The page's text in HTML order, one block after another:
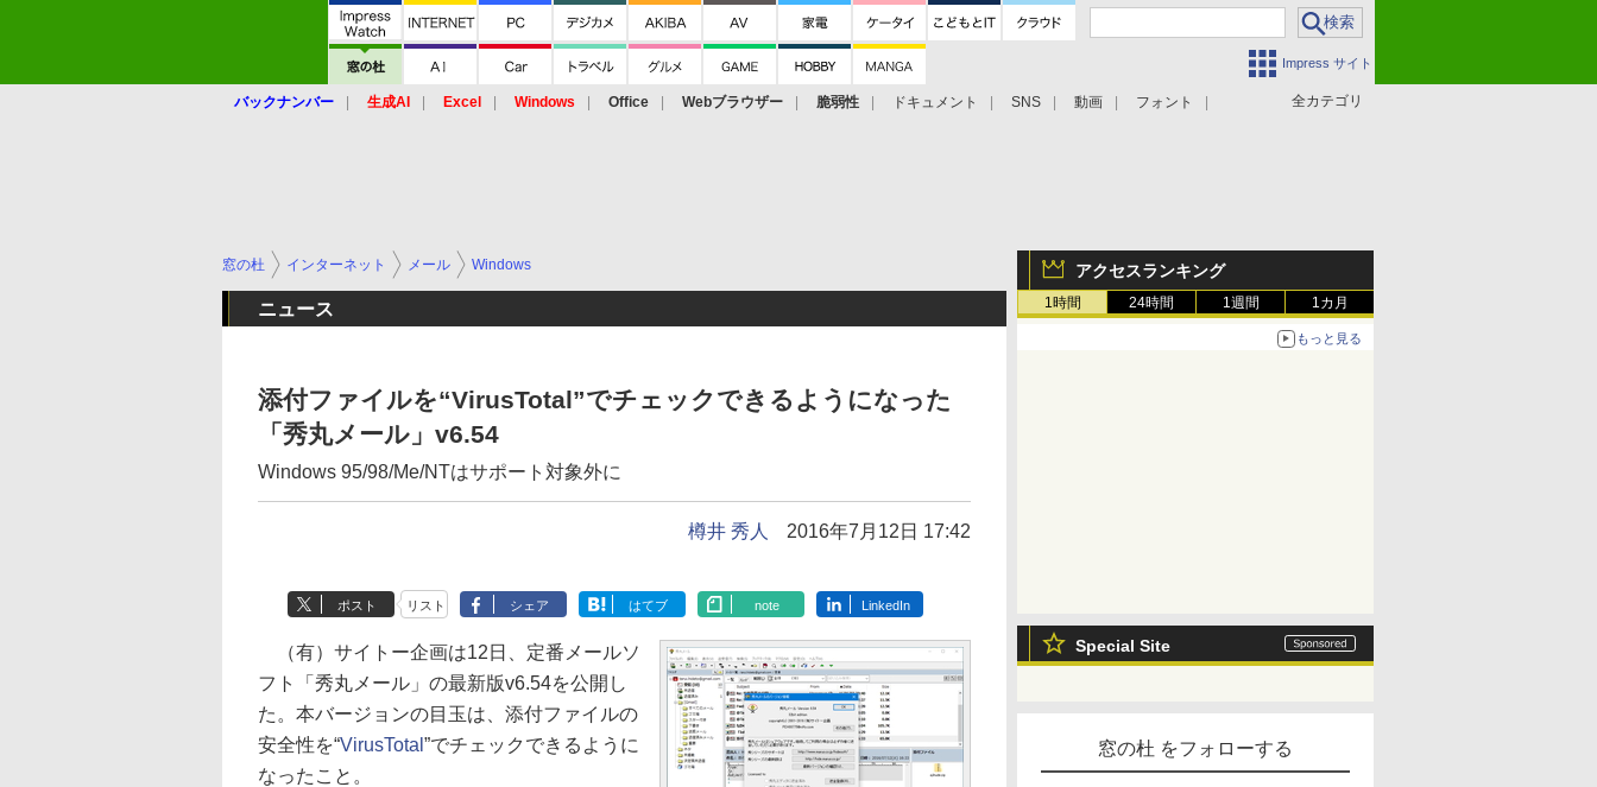
Impress サイト
全カテゴリ
バックナンバー 生成AI Excel Windows Office Webブラウザー 脆弱性 ドキュメント SNS 動画 フォント
アクセスランキング
1時間 24時間 1週間 1カ月
もっと見る
Special Site
窓の杜 をフォローする
窓の杜 インターネット メール Windows
ニュース
添付ファイルを“VirusTotal”でチェックできるようになった
「秀丸メール」v6.54
Windows 95/98/Me/NTはサポート対象外に
樽井 秀人 2016年7月12日 17:42
ポスト リスト シェア はてブ note LinkedIn
（有）サイトー企画は12日、定番メールソ
フト「秀丸メール」の最新版v6.54を公開し
た。本バージョンの目玉は、添付ファイルの
安全性を“VirusTotal ”でチェックできるように
なったこと。